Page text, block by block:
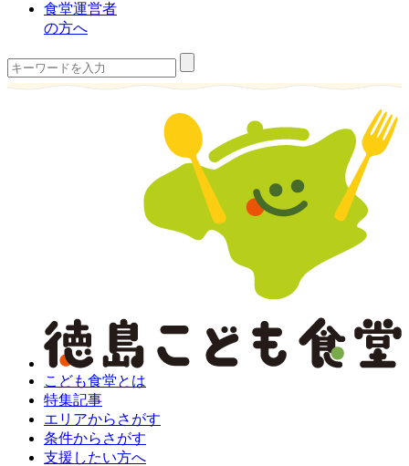
食堂運営者
の方へ
こども食堂とは
特集記事
エリアからさがす
条件からさがす
支援したい方へ